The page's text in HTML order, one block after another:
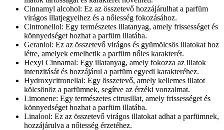
Cinnamyl alcohol: Ez az összetevő hozzájárulhat a parfüm
virágos illatjegyeihez és a nőiesség fokozásához.
Cintronellol: Egy természetes illatanyag, amely frissességet és
könnyedséget hozhat a parfüm illatába.
Geraniol: Ez az összetevő virágos és gyümölcsös illatokat hoz
létre, amelyek emelhetik a parfüm nőies karakterét.
Hexyl Cinnamal: Egy illatanyag, amely fokozza az illatok
intenzitását és hozzájárul a parfüm egyedi karakteréhez.
Hydroxycitronellal: Egy összetevő, amely kellemes illatot
kölcsönöz a parfümnek, segítve az érzéki vonzalmat.
Limonene: Egy természetes citrusillat, amely frissességet és
könnyedséget hozhat a parfüm illatába.
Linalool: Ez az összetevő virágos illatokat adhat a parfümnek,
hozzájárulva a nőiesség érzetéhez.